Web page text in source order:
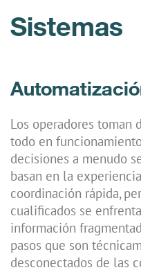
Sistemas
Los operadores toman
todo en
decisiones a menudo
basan en la
coordinación rápida,
cualificados se
información
pasos que son
desconectados de las